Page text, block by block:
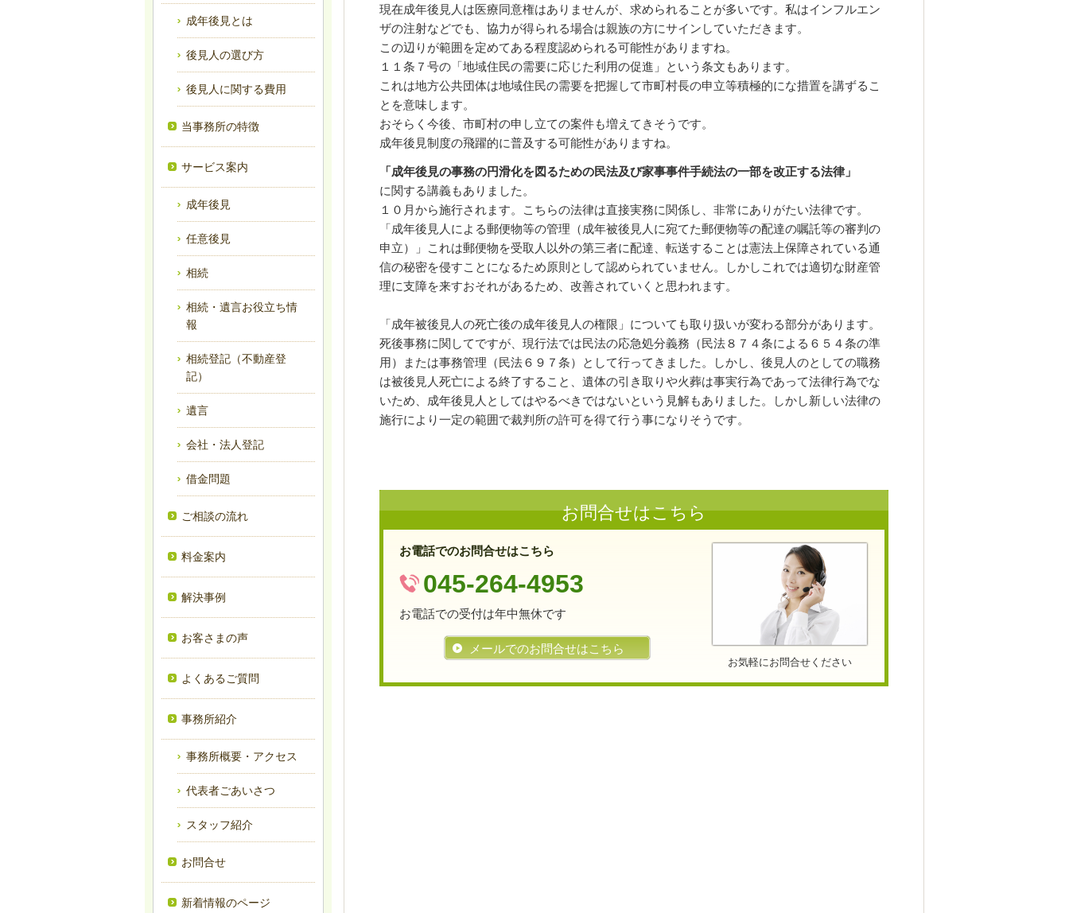
現在成年後見人は医療同意権はありませんが、求められることが多いです。私はインフルエン
ザの注射などでも、協力が得られる場合は親族の方にサインしていただきます。
この辺りが範囲を定めてある程度認められる可能性がありますね。
１１条７号の「地域住民の需要に応じた利用の促進」という条文もあります。
これは地方公共団体は地域住民の需要を把握して市町村長の申立等積極的にな措置を講ずるこ
とを意味します。
おそらく今後、市町村の申し立ての案件も増えてきそうです。
成年後見制度の飛躍的に普及する可能性がありますね。
「成年後見の事務の円滑化を図るための民法及び家事事件手続法の一部を改正する法律」
に関する講義もありました。
１０月から施行されます。こちらの法律は直接実務に関係し、非常にありがたい法律です。
「成年後見人による郵便物等の管理（成年被後見人に宛てた郵便物等の配達の嘱託等の審判の
申立）」これは郵便物を受取人以外の第三者に配達、転送することは憲法上保障されている通
信の秘密を侵すことになるため原則として認められていません。しかしこれでは適切な財産管
理に支障を来すおそれがあるため、改善されていくと思われます。
「成年被後見人の死亡後の成年後見人の権限」についても取り扱いが変わる部分があります。
死後事務に関してですが、現行法では民法の応急処分義務（民法８７４条による６５４条の準
用）または事務管理（民法６９７条）として行ってきました。しかし、後見人のとしての職務
は被後見人死亡による終了すること、遺体の引き取りや火葬は事実行為であって法律行為でな
いため、成年後見人としてはやるべきではないという見解もありました。しかし新しい法律の
施行により一定の範囲で裁判所の許可を得て行う事になりそうです。
お問合せはこちら
お気軽にお問合せください
お電話でのお問合せはこちら
045-264-4953
お電話での受付は年中無休です
メールでのお問合せはこちら
成年後見とは
後見人の選び方
後見人に関する費用
当事務所の特徴
サービス案内
成年後見
任意後見
相続
相続・遺言お役立ち情
報
相続登記（不動産登
記）
遺言
会社・法人登記
借金問題
ご相談の流れ
料金案内
解決事例
お客さまの声
よくあるご質問
事務所紹介
事務所概要・アクセス
代表者ごあいさつ
スタッフ紹介
お問合せ
新着情報のページ